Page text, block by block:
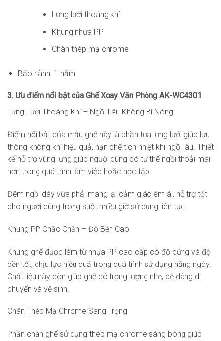
Lưng lưới thoáng khí
Khung nhựa PP
Chân thép mạ chrome
Bảo hành: 1 năm
3. Ưu điểm nổi bật của Ghế Xoay Văn Phòng AK-WC4301
Lưng Lưới Thoáng Khí – Ngồi Lâu Không Bí Nóng
Điểm nổi bật của mẫu ghế này là phần tựa lưng lưới giúp lưu
thông không khí hiệu quả, hạn chế tích nhiệt khi ngồi lâu. Thiết
kế hỗ trợ vùng lưng giúp người dùng có tư thế ngồi thoải mái
hơn trong quá trình làm việc hoặc học tập.
Đệm ngồi dày vừa phải mang lại cảm giác êm ái, hỗ trợ tốt
cho người dùng trong suốt nhiều giờ sử dụng liên tục.
Khung PP Chắc Chắn – Độ Bền Cao
Khung ghế được làm từ nhựa PP cao cấp có độ cứng và độ
bền tốt, chịu lực hiệu quả trong quá trình sử dụng hằng ngày.
Chất liệu này còn giúp ghế có trọng lượng nhẹ, dễ dàng di
chuyển và vệ sinh.
Chân Thép Mạ Chrome Sang Trọng
Phần chân ghế sử dụng thép mạ chrome sáng bóng giúp